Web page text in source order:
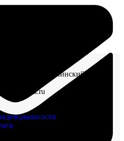
пр-кт Ленинский, д. 221